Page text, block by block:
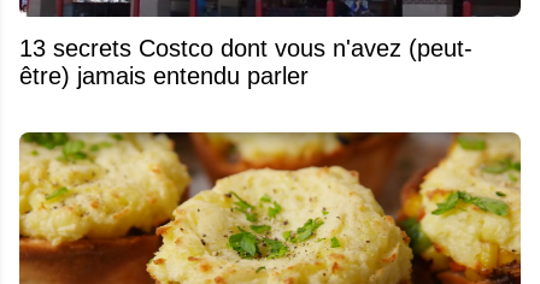
13 secrets Costco dont vous n'avez (peut-
être) jamais entendu parler